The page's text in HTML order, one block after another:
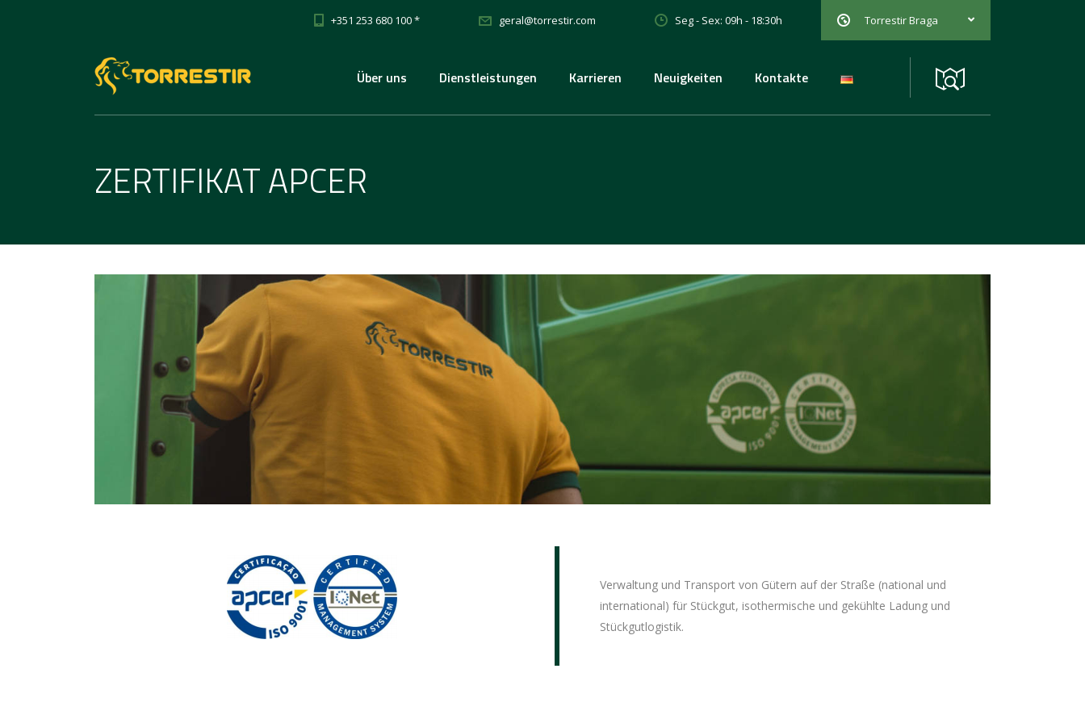
Torrestir Braga
+351 253 680 100 * geral@torrestir.com Seg - Sex: 09h - 18:30h
Über uns Dienstleistungen Karrieren Neuigkeiten Kontakte
ZERTIFIKAT APCER
Verwaltung und Transport von Gütern auf der Straße (national und
international) für Stückgut, isothermische und gekühlte Ladung und
Stückgutlogistik.